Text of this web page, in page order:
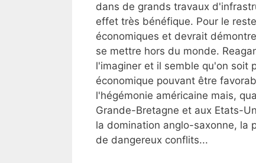
dans de grands travaux
effet très bénéfique. Pour le
économiques et devrait
se mettre hors du monde.
l'imaginer et il semble qu'on soit
économique pouvant être
l'hégémonie américaine mais,
Grande-Bretagne et aux Etats-
la domination anglo-saxonne, la
de dangereux conflits...